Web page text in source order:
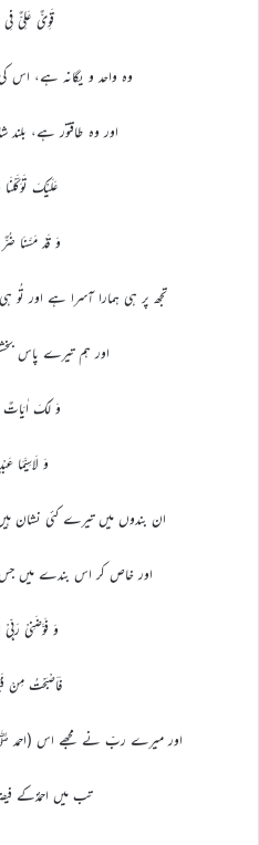
قَوِیٌّ عَلِیٌّ فِی
وہ واحد و یگانہ ہے، اس
اور وہ طاقتور ہے،
عَلَیْکَ تَوَکَّلْنَا
وَ قَدْ مَسَّنَا ضُرٌّ
تجھ پر ہی ہمارا آسرا ہے اور تُو
اور ہم تیرے پاس
وَ لَکَ اٰیَاتٌ
وَ لَاسِیَّمَا
ان بندوں میں تیرے کئی نشان
اور خاص کر اس بندے میں
وَ فَوَّضَنِیْ
فَاَصْبَحْتُ مِنْ
اور میرے ربّ نے مجھے اس (احمد
تب میں احمدؐکے